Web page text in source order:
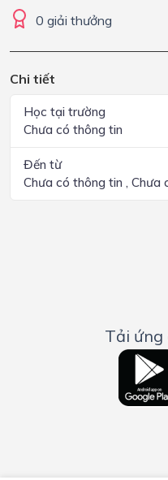
0 giải thưởng
Chi tiết
Học tại trường
Chưa có thông tin
Đến từ
Chưa có thông tin , Chưa
Tải ứng